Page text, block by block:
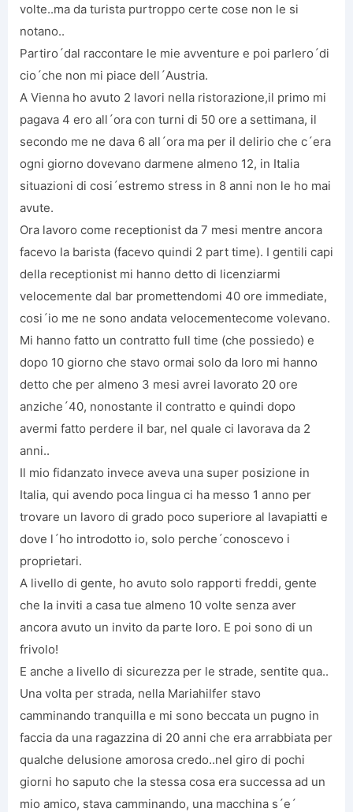
volte..ma da turista purtroppo certe cose non le si
notano..
Partiro´dal raccontare le mie avventure e poi parlero´di
cio´che non mi piace dell´Austria.
A Vienna ho avuto 2 lavori nella ristorazione,il primo mi
pagava 4 ero all´ora con turni di 50 ore a settimana, il
secondo me ne dava 6 all´ora ma per il delirio che c´era
ogni giorno dovevano darmene almeno 12, in Italia
situazioni di cosi´estremo stress in 8 anni non le ho mai
avute.
Ora lavoro come receptionist da 7 mesi mentre ancora
facevo la barista (facevo quindi 2 part time). I gentili capi
della receptionist mi hanno detto di licenziarmi
velocemente dal bar promettendomi 40 ore immediate,
cosi´io me ne sono andata velocementecome volevano.
Mi hanno fatto un contratto full time (che possiedo) e
dopo 10 giorno che stavo ormai solo da loro mi hanno
detto che per almeno 3 mesi avrei lavorato 20 ore
anziche´40, nonostante il contratto e quindi dopo
avermi fatto perdere il bar, nel quale ci lavorava da 2
anni..
Il mio fidanzato invece aveva una super posizione in
Italia, qui avendo poca lingua ci ha messo 1 anno per
trovare un lavoro di grado poco superiore al lavapiatti e
dove l´ho introdotto io, solo perche´conoscevo i
proprietari.
A livello di gente, ho avuto solo rapporti freddi, gente
che la inviti a casa tue almeno 10 volte senza aver
ancora avuto un invito da parte loro. E poi sono di un
frivolo!
E anche a livello di sicurezza per le strade, sentite qua..
Una volta per strada, nella Mariahilfer stavo
camminando tranquilla e mi sono beccata un pugno in
faccia da una ragazzina di 20 anni che era arrabbiata per
qualche delusione amorosa credo..nel giro di pochi
giorni ho saputo che la stessa cosa era successa ad un
mio amico, stava camminando, una macchina s´e´